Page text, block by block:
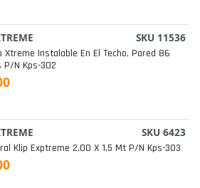
SKU 11536
En El Techo, Pared 86
P/n Kps-302
SKU 6423
Telon Mural Klip Exptreme 2,00 X 1,5 Mt P/n Kps-303